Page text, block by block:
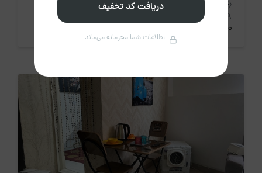
23،000،000 تومان
دریافت کد تخفیف
اطلاعات شما محرمانه می‌ماند